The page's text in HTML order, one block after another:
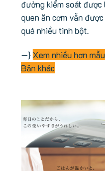
đường kiểm soát
quen ăn cơm vẫn
quá nhiều tinh bột.
—} Xem nhiều hơn
Bản khác